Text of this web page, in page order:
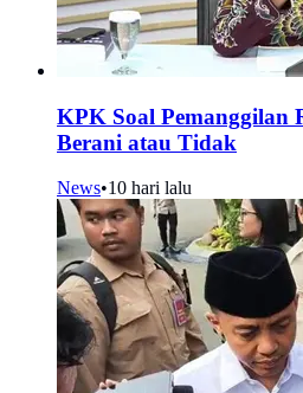
KPK Soal Pemanggilan
Berani atau Tidak
News•10 hari lalu